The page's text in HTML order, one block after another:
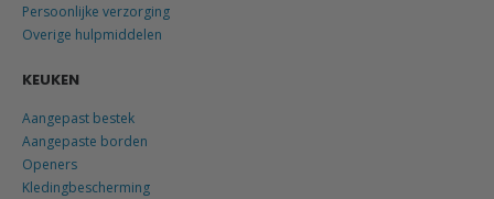
Persoonlijke verzorging
Overige hulpmiddelen
KEUKEN
Aangepast bestek
Aangepaste borden
Openers
Kledingbescherming